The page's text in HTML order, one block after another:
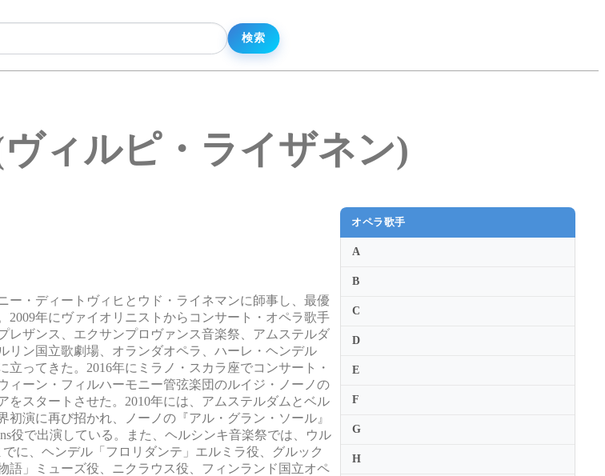
ィルピ・ライザネン)
ー・ディートヴィヒとウド・ライネマンに師事し、最優
年にヴァイオリニストからコンサート・オペラ歌手
ザンス、エクサンプロヴァンス音楽祭、アムステルダ
リン国立歌劇場、オランダオペラ、ハーレ・ヘンデル
ってきた。2016年にミラノ・スカラ座でコンサート・
ィーン・フィルハーモニー管弦楽団のルイジ・ノーノの
スタートさせた。2010年には、アムステルダムとベル
演に再び招かれ、ノーノの『アル・グラン・ソール』
役で出演している。また、ヘルシンキ音楽祭では、ウル
に、ヘンデル「フロリダンテ」エルミラ役、グルック
語」ミューズ役、ニクラウス役、フィンランド国立オペ
オペラ歌手
A
B
C
D
E
F
G
H